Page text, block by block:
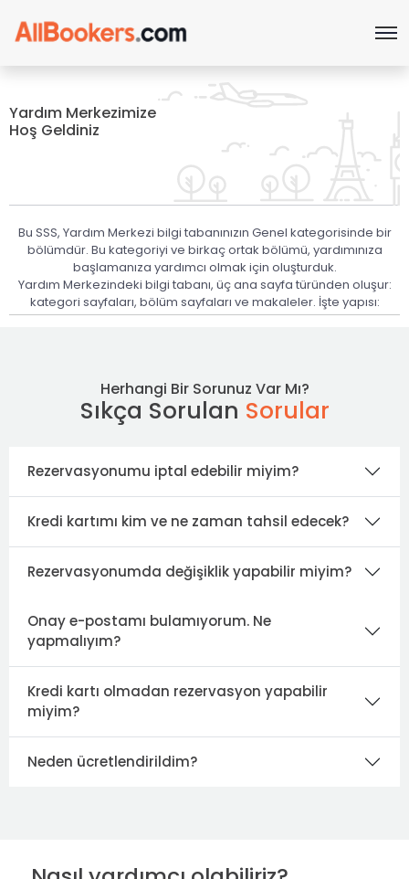
Yardım Merkezimize
Hoş Geldiniz
Bu SSS, Yardım Merkezi bilgi tabanınızın Genel kategorisinde bir
bölümdür. Bu kategoriyi ve birkaç ortak bölümü, yardımınıza
başlamanıza yardımcı olmak için oluşturduk.
Yardım Merkezindeki bilgi tabanı, üç ana sayfa türünden oluşur:
kategori sayfaları, bölüm sayfaları ve makaleler. İşte yapısı:
Herhangi Bir Sorunuz Var Mı?
Sıkça Sorulan Sorular
Rezervasyonumu iptal edebilir miyim?
Kredi kartımı kim ve ne zaman tahsil edecek?
Rezervasyonumda değişiklik yapabilir miyim?
Onay e-postamı bulamıyorum. Ne
yapmalıyım?
Kredi kartı olmadan rezervasyon yapabilir
miyim?
Neden ücretlendirildim?